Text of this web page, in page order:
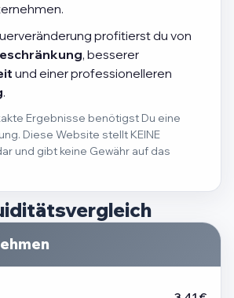
profitierst du von
, besserer
und einer professionelleren
.
Ergebnisse benötigst Du eine
Diese Website stellt KEINE
und gibt keine Gewähr auf das